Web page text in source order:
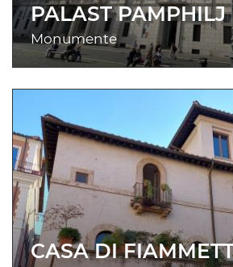
PALAST PAMPHILJ
Monumente
CASA DI